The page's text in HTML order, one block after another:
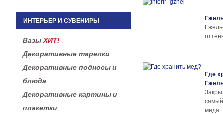
ИНТЕРЬЕР И СУВЕНИРЫ
Вазы ХИТ!
Декоративные тарелки
Декоративные подносы и
блюда
Декоративные картины и
плакетки
Где
Гжель
меда...